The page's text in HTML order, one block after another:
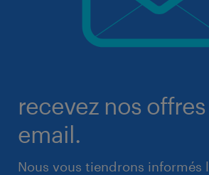
recevez nos
email.
Nous vous tiendrons informés